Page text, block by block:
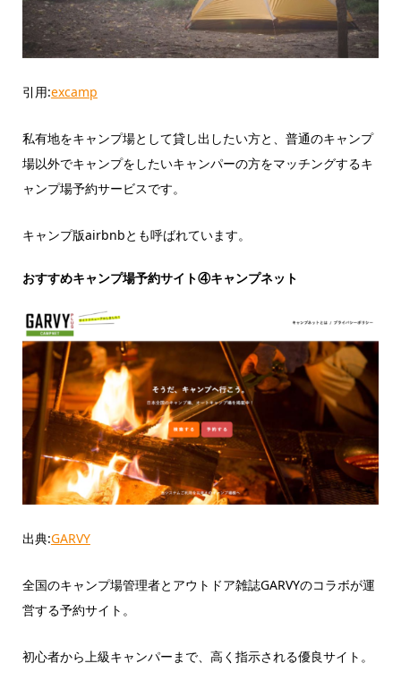
引用:excamp
私有地をキャンプ場として貸し出したい方と、普通のキャンプ
場以外でキャンプをしたいキャンパーの方をマッチングするキ
ャンプ場予約サービスです。
キャンプ版airbnbとも呼ばれています。
おすすめキャンプ場予約サイト④キャンプネット
出典:GARVY
全国のキャンプ場管理者とアウトドア雑誌GARVYのコラボが運
営する予約サイト。
初心者から上級キャンパーまで、高く指示される優良サイト。